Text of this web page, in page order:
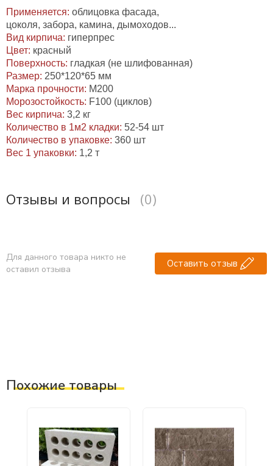
Применяется: облицовка фасада,
цоколя, забора, камина, дымоходов...
Вид кирпича: гиперпрес
Цвет: красный
Поверхность: гладкая (не шлифованная)
Размер: 250*120*65 мм
Марка прочности: М200
Морозостойкость: F100 (циклов)
Вес кирпича: 3,2 кг
Количество в 1м2 кладки: 52-54 шт
Количество в упаковке: 360 шт
Вес 1 упаковки: 1,2 т
Отзывы и вопросы (0)
Для данного товара никто не
оставил отзыва
Оставить отзыв
Похожие товары